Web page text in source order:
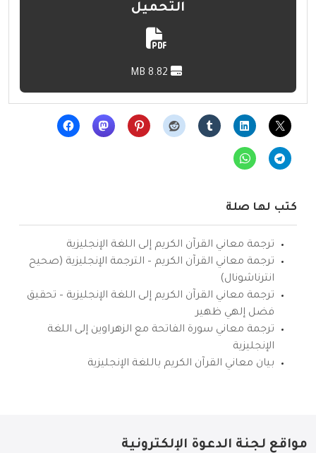
التحميل
كتب لها صلة
ترجمة معاني القرآن الكريم إلى اللغة الإنجليزية
ترجمة معاني القرآن الكريم – الترجمة الإنجليزية (صحيح
انترناشونال)
ترجمة معاني القرآن الكريم إلى اللغة الإنجليزية – تحقيق
فضل إلهي ظهير
ترجمة معاني سورة الفاتحة مع الزهراوين إلى اللغة
الإنجليزية
بيان معاني القرآن الكريم باللغة الإنجليزية
مواقع لجنة الدعوة الإلكترونية